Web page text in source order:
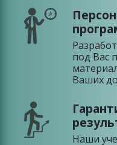
под Вас
Ваших
Наши